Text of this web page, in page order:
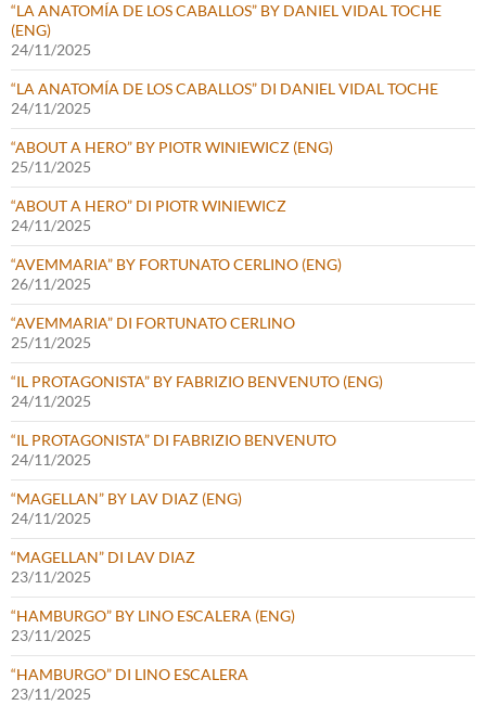
“LA ANATOMÍA DE LOS CABALLOS” BY DANIEL VIDAL TOCHE
(ENG)
24/11/2025
“LA ANATOMÍA DE LOS CABALLOS” DI DANIEL VIDAL TOCHE
24/11/2025
“ABOUT A HERO” BY PIOTR WINIEWICZ (ENG)
25/11/2025
“ABOUT A HERO” DI PIOTR WINIEWICZ
24/11/2025
“AVEMMARIA” BY FORTUNATO CERLINO (ENG)
26/11/2025
“AVEMMARIA” DI FORTUNATO CERLINO
25/11/2025
“IL PROTAGONISTA” BY FABRIZIO BENVENUTO (ENG)
24/11/2025
“IL PROTAGONISTA” DI FABRIZIO BENVENUTO
24/11/2025
“MAGELLAN” BY LAV DIAZ (ENG)
24/11/2025
“MAGELLAN” DI LAV DIAZ
23/11/2025
“HAMBURGO” BY LINO ESCALERA (ENG)
23/11/2025
“HAMBURGO” DI LINO ESCALERA
23/11/2025